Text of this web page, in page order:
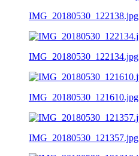
IMG_20180530_122138.jpg
IMG_20180530_122134.jpg
IMG_20180530_121610.jpg
IMG_20180530_121357.jpg